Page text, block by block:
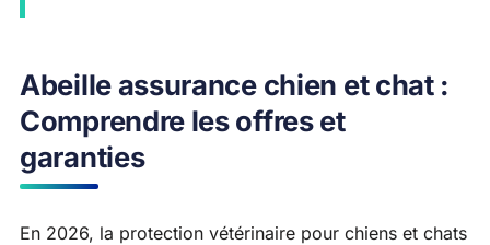
Abeille assurance chien et chat :
Comprendre les offres et
garanties
En 2026, la protection vétérinaire pour chiens et chats